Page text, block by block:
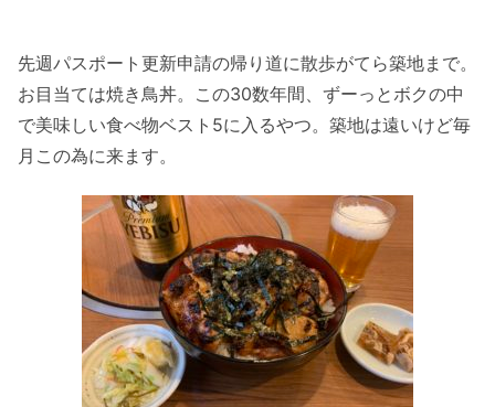
先週パスポート更新申請の帰り道に散歩がてら築地まで。
お目当ては焼き鳥丼。この30数年間、ずーっとボクの中
で美味しい食べ物ベスト5に入るやつ。築地は遠いけど毎
月この為に来ます。